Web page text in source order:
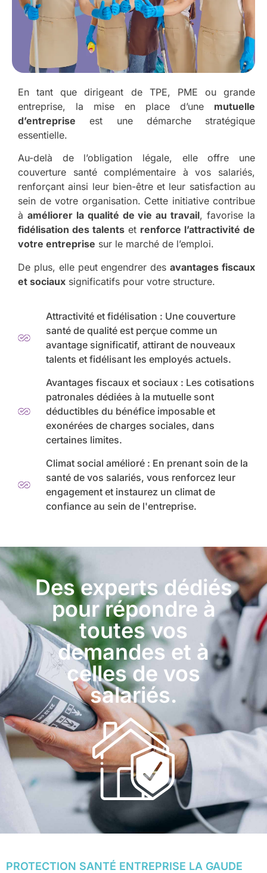
En tant que dirigeant de TPE, PME ou grande
entreprise, la mise en place d’une mutuelle
d’entreprise est une démarche stratégique
essentielle.
Au-delà de l’obligation légale, elle offre une
couverture santé complémentaire à vos salariés,
renforçant ainsi leur bien-être et leur satisfaction au
sein de votre organisation. Cette initiative contribue
à améliorer la qualité de vie au travail, favorise la
fidélisation des talents et renforce l’attractivité de
votre entreprise sur le marché de l’emploi.
De plus, elle peut engendrer desavantages fiscaux
et sociaux significatifs pour votre structure.
Attractivité et fidélisation : Une couverture
santé de qualité est perçue comme un
avantage significatif, attirant de nouveaux
talents et fidélisant les employés actuels.
Avantages fiscaux et sociaux : Les cotisations
patronales dédiées à la mutuelle sont
déductibles du bénéfice imposable et
exonérées de charges sociales, dans
certaines limites.
Climat social amélioré : En prenant soin de la
santé de vos salariés, vous renforcez leur
engagement et instaurez un climat de
confiance au sein de l'entreprise.
Des experts dédiés
pour répondre à
toutes vos
demandes et à
celles de vos
salariés.
PROTECTION SANTÉ ENTREPRISE LA GAUDE